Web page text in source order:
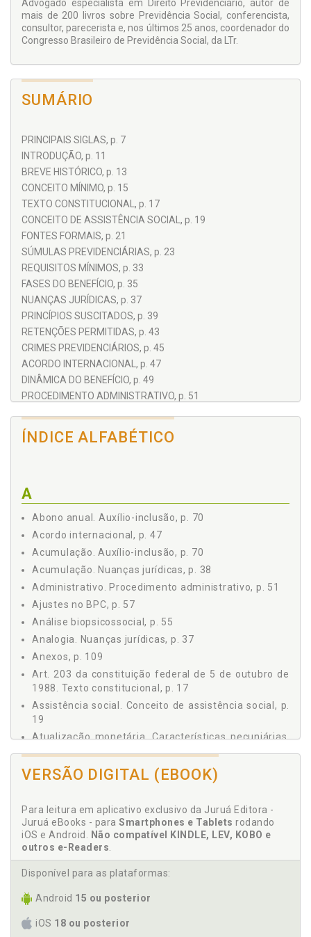
Assistência Social).
Não foi esquecido um capítulo específico sobre a
possibilidade de transformação desse benefício em outro, de
Escrito em linguagem claramente simples, de cartilha
elementar, apto a ser compreendido pelos interessados.
Advogado especialista em Direito Previdenciário, autor de
mais de 200 livros sobre Previdência Social, conferencista,
consultor, parecerista e, nos últimos 25 anos, coordenador do
Congresso Brasileiro de Previdência Social, da LTr.
SUMÁRIO
PRINCIPAIS SIGLAS, p. 7
INTRODUÇÃO, p. 11
BREVE HISTÓRICO, p. 13
CONCEITO MÍNIMO, p. 15
TEXTO CONSTITUCIONAL, p. 17
CONCEITO DE ASSISTÊNCIA SOCIAL, p. 19
FONTES FORMAIS, p. 21
SÚMULAS PREVIDENCIÁRIAS, p. 23
REQUISITOS MÍNIMOS, p. 33
FASES DO BENEFÍCIO, p. 35
NUANÇAS JURÍDICAS, p. 37
PRINCÍPIOS SUSCITADOS, p. 39
RETENÇÕES PERMITIDAS, p. 43
CRIMES PREVIDENCIÁRIOS, p. 45
ACORDO INTERNACIONAL, p. 47
DINÂMICA DO BENEFÍCIO, p. 49
PROCEDIMENTO ADMINISTRATIVO, p. 51
ANÁLISE BIOPSICOSSOCIAL, p. 55
AJUSTES NO BPC, p. 57
PESSOA COM DEFICIÊNCIA, p. 63
AUXÍLIO-INCLUSÃO, p. 69
RELAÇÃO JURÍDICA, p. 71
PENSÕES ESTATAIS, p. 73
EMPRÉSTIMO CONSIGNADO, p. 75
DANO MORAL, p. 77
PROVA DOS REQUISITOS, p. 81
BOLSA FAMÍLIA, p. 85
DOUTRINA NACIONAL, p. 87
ESTRANGEIROS RESIDENTES, p. 89
FUNGIBILIDADE DO PEDIDO, p. 91
TEMAS PROCESSUAIS, p. 93
JUSTIFICAÇÃO ADMINISTRATIVA, p. 95
BENEFICIÁRIOS INTERNADOS, p. 97
CENTROS DE REFERÊNCIA, p. 99
EXIGÊNCIA DE BIOMETRIA, p. 105
CONTRIBUIÇÃO FACULTATIVA, p. 107
ÍNDICE ALFABÉTICO
A
Abono anual. Auxílio-inclusão, p. 70
Acordo internacional, p. 47
Acumulação. Auxílio-inclusão, p. 70
Acumulação. Nuanças jurídicas, p. 38
Administrativo. Procedimento administrativo, p. 51
Ajustes no BPC, p. 57
Análise biopsicossocial, p. 55
Analogia. Nuanças jurídicas, p. 37
Anexos, p. 109
Art. 203 da constituição federal de 5 de outubro de
1988. Texto constitucional, p. 17
Assistência social. Conceito de assistência social, p.
19
Atualização monetária. Características pecuniárias,
p. 61
Ausência de benefício. Prova dos requisitos, p. 83
Ausência de cálculo. Características pecuniárias, p.
Ausência. Fases do benefício, p. 35
Auxílio-inclusão, p. 69
B
Beneficiários internados, p. 97
Benefício. Fases do benefício, p. 35
VERSÃO DIGITAL (EBOOK)
Para leitura em aplicativo exclusivo da Juruá Editora -
Juruá eBooks - para Smartphones e Tablets rodando
iOS e Android. Não compatível KINDLE, LEV, KOBO e
outros e-Readers.
Disponível para as plataformas:
Android 15 ou posterior
iOS 18 ou posterior